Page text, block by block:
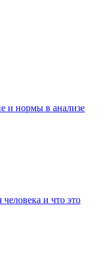
и нормы в анализе
и что это